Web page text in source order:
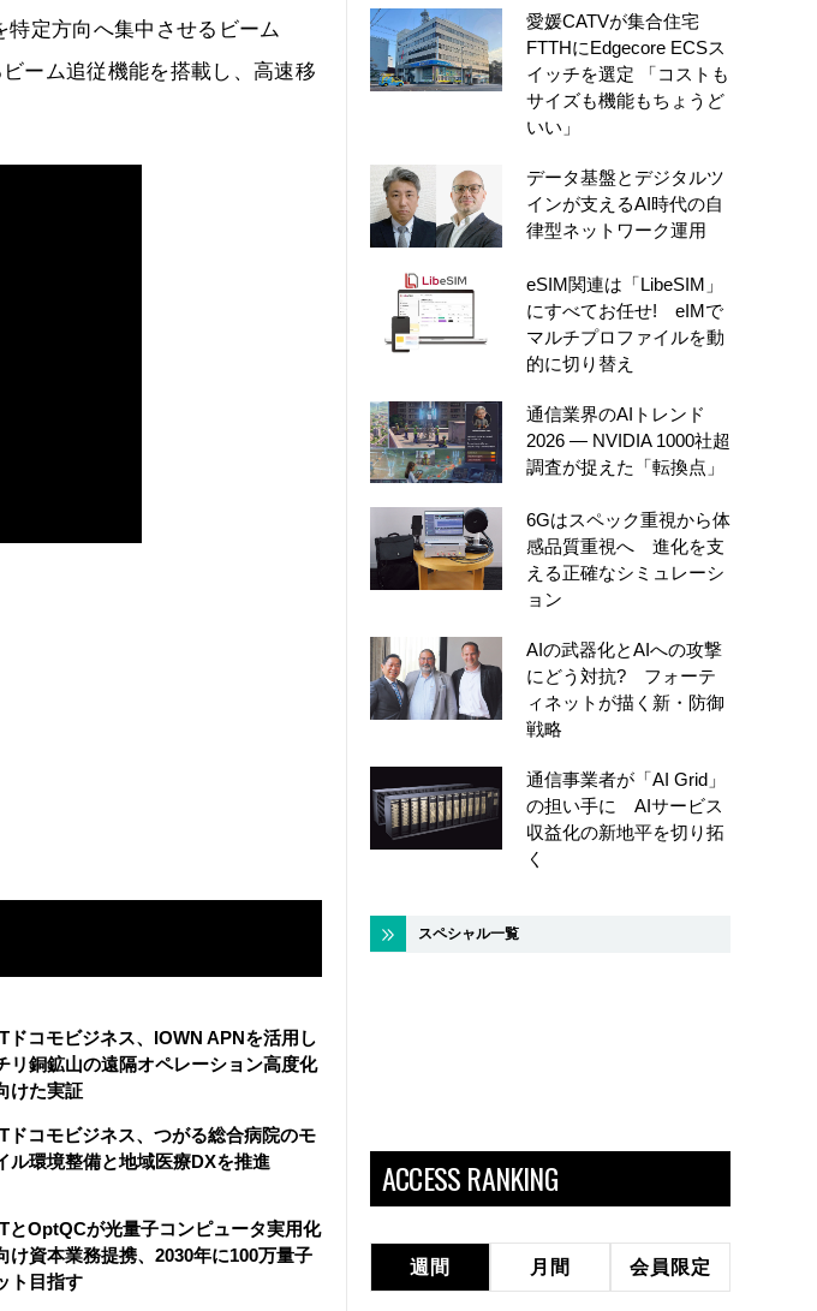
定方向へ集中させるビーム
ーム追従機能を搭載し、高速移
ドコモビジネス、IOWN APNを活用し
リ銅鉱山の遠隔オペレーション高度化
けた実証
ドコモビジネス、つがる総合病院のモ
ル環境整備と地域医療DXを推進
とOptQCが光量子コンピュータ実用化
け資本業務提携、2030年に100万量子
ト目指す
愛媛CATVが集合住宅
FTTHにEdgecore ECSス
イッチを選定 「コストも
サイズも機能もちょうど
いい」
データ基盤とデジタルツ
インが支えるAI時代の自
律型ネットワーク運用
eSIM関連は「LibeSIM」
にすべてお任せ! eIMで
マルチプロファイルを動
的に切り替え
通信業界のAIトレンド
2026 ― NVIDIA 1000社超
調査が捉えた「転換点」
6Gはスペック重視から体
感品質重視へ 進化を支
える正確なシミュレーシ
ョン
AIの武器化とAIへの攻撃
にどう対抗? フォーテ
ィネットが描く新・防御
戦略
通信事業者が「AI Grid」
の担い手に AIサービス
収益化の新地平を切り拓
く
スペシャル一覧
ACCESS RANKING
週間 月間 会員限定